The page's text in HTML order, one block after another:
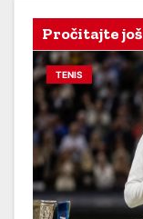
Pročitajte još
TENIS